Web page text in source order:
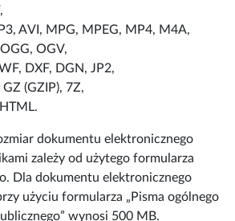
AVI, MPG, MPEG, MP4, M4A,
OGV,
DXF, DGN, JP2,
GZ (GZIP), 7Z,
dokumentu elektronicznego
zależy od użytego formularza
Dla dokumentu elektronicznego
użyciu formularza „Pisma ogólnego
wynosi 500 MB.